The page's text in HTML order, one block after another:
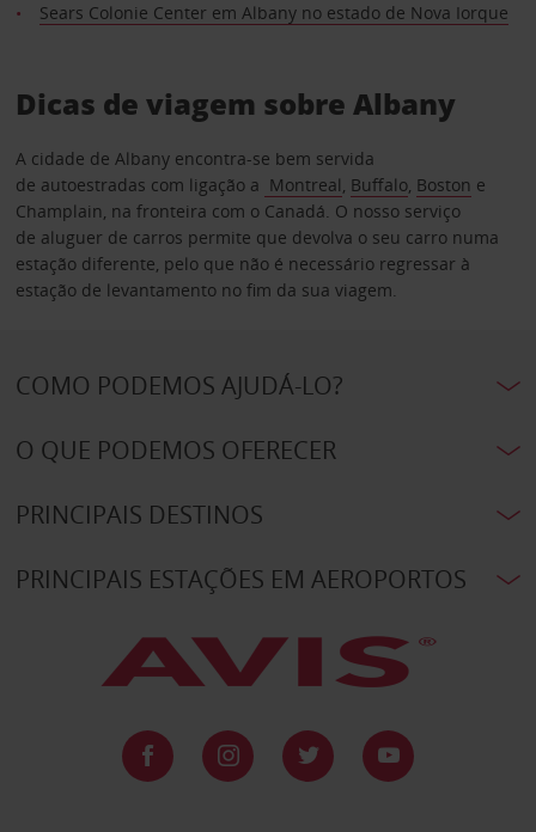
Sears Colonie Center em Albany no estado de Nova Iorque
Dicas de viagem sobre Albany
A cidade de Albany encontra-se bem servida
de autoestradas com ligação a Montreal, Buffalo, Boston e
Champlain, na fronteira com o Canadá. O nosso serviço
de aluguer de carros permite que devolva o seu carro numa
estação diferente, pelo que não é necessário regressar à
estação de levantamento no fim da sua viagem.
COMO PODEMOS AJUDÁ-LO?
O QUE PODEMOS OFERECER
PRINCIPAIS DESTINOS
PRINCIPAIS ESTAÇÕES EM AEROPORTOS